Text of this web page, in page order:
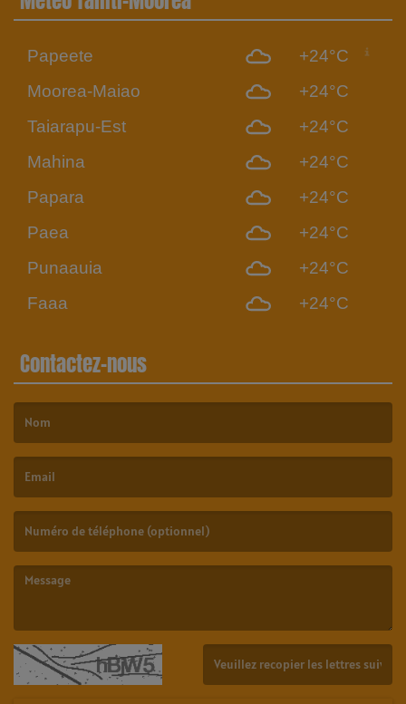
Papeete
+24°C
Moorea-Maiao
+24°C
Taiarapu-Est
+24°C
Mahina
+24°C
Papara
+24°C
Paea
+24°C
Punaauia
+24°C
Faaa
+24°C
Contactez-nous